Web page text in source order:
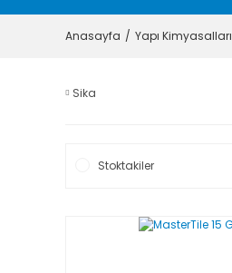
Anasayfa Yapı Kimyasalları
Sika
Stoktakiler